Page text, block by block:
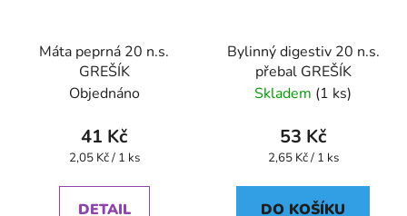
Máta peprná 20 n.s.
GREŠÍK
Objednáno
41 Kč
Měrná
2,05 Kč / 1 ks
DETAIL
Bylinný digestiv 20 n.s.
přebal GREŠÍK
Skladem (1 ks)
53 Kč
Měrná
2,65 Kč / 1 ks
DO KOŠÍKU